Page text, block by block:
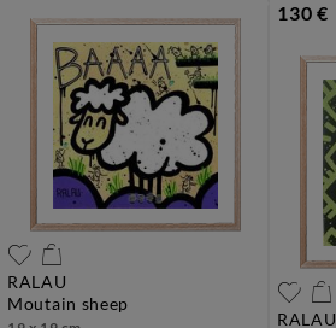
130 €
RALAU
moutain sheep
RALAU